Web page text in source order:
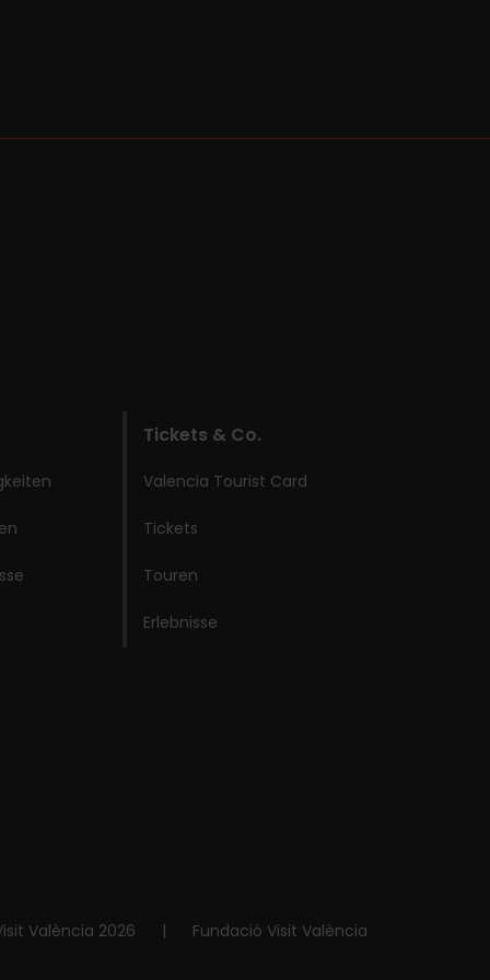
Tickets & Co.
Valencia Tourist Card
Tickets
Touren
Erlebnisse
València 2026 | Fundació Visit València